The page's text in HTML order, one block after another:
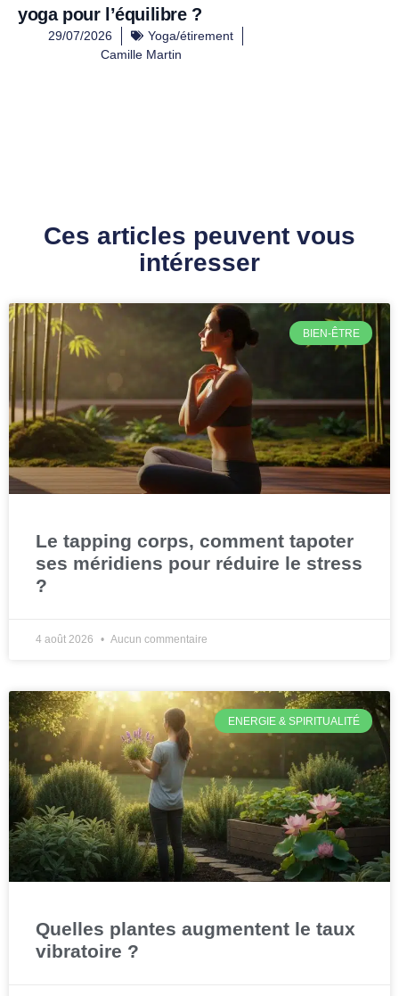
yoga pour l’équilibre ?
29/07/2026
Yoga/étirement
Camille Martin
Ces articles peuvent vous
intéresser
BIEN-ÊTRE
Le tapping corps, comment tapoter
ses méridiens pour réduire le stress
?
4 août 2026 Aucun commentaire
ENERGIE & SPIRITUALITÉ
Quelles plantes augmentent le taux
vibratoire ?